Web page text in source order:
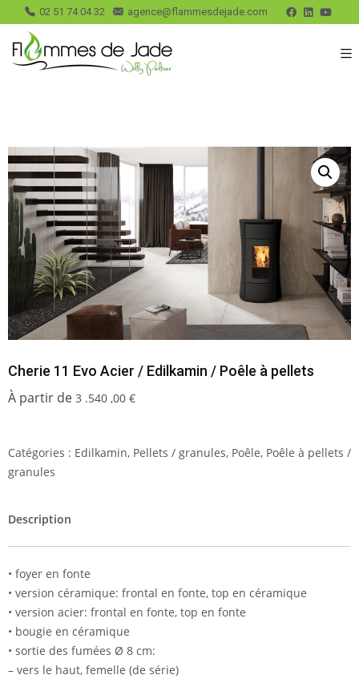
02 51 74 04 32 agence@flammesdejade.com
Cherie 11 Evo Acier / Edilkamin / Poêle à pellets
3 .540 ,00 €
Catégories : Edilkamin, Pellets / granules, Poêle, Poêle à pellets /
granules
Description
• foyer en fonte
• version céramique: frontal en fonte, top en céramique
• version acier: frontal en fonte, top en fonte
• bougie en céramique
• sortie des fumées Ø 8 cm:
– vers le haut, femelle (de série)